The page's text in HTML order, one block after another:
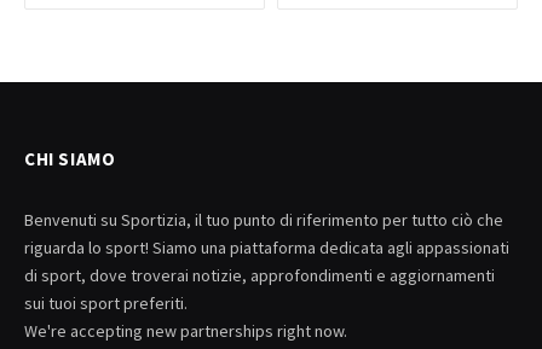
CHI SIAMO
Benvenuti su Sportizia, il tuo punto di riferimento per tutto ciò che
riguarda lo sport! Siamo una piattaforma dedicata agli appassionati
di sport, dove troverai notizie, approfondimenti e aggiornamenti
sui tuoi sport preferiti.
We're accepting new partnerships right now.